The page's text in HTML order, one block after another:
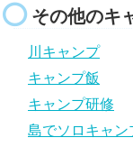
その他のキ
川キャンプ
キャンプ飯
キャンプ研修
島でソロキャン